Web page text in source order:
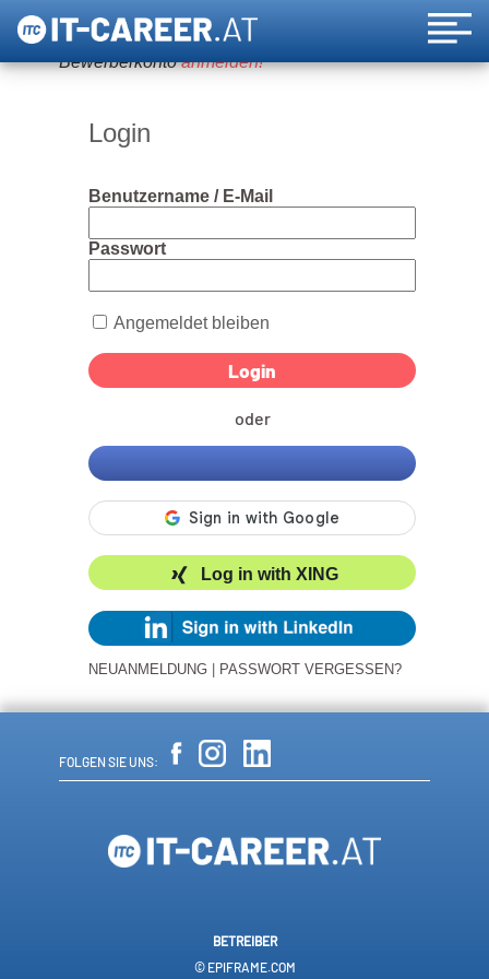
Um diese Funktion nutzen zu können, bitte ein
Bewerberkontoanmelden!
Login
Benutzername / E-Mail
Passwort
Angemeldet bleiben
oder
Log in with XING
NEUANMELDUNG PASSWORT VERGESSEN?
FOLGEN SIE UNS:
BETREIBER
© EPIFRAME.COM